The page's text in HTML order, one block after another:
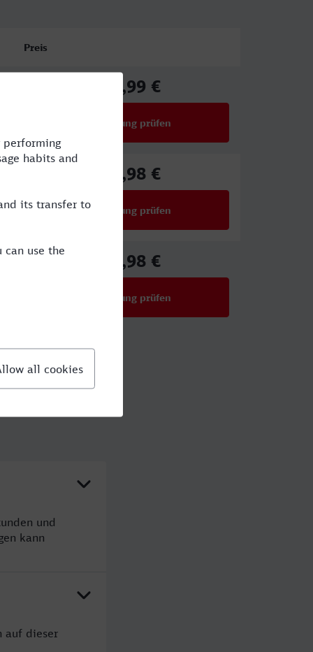
Preis
49,99 €
Verbindung prüfen
67,98 €
Verbindung prüfen
67,98 €
Verbindung prüfen
und
kann
auf dieser